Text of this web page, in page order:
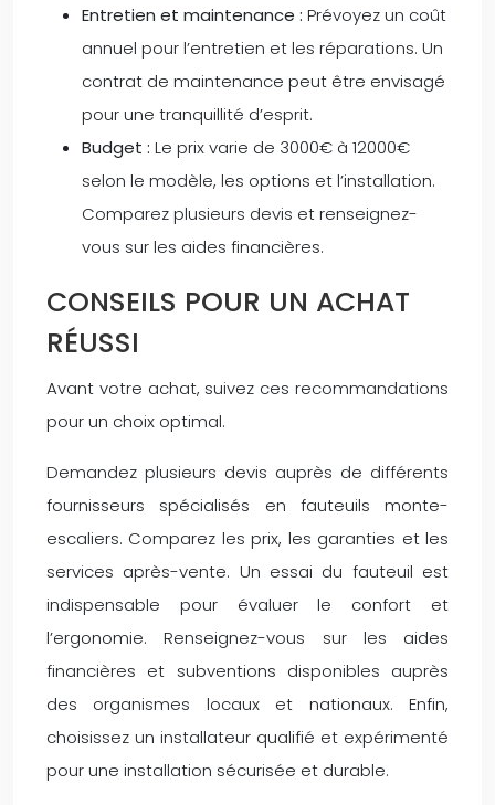
Entretien et maintenance : Prévoyez un coût
annuel pour l’entretien et les réparations. Un
contrat de maintenance peut être envisagé
pour une tranquillité d’esprit.
Budget : Le prix varie de 3000€ à 12000€
selon le modèle, les options et l’installation.
Comparez plusieurs devis et renseignez-
vous sur les aides financières.
CONSEILS POUR UN ACHAT
RÉUSSI
Avant votre achat, suivez ces recommandations
pour un choix optimal.
Demandez plusieurs devis auprès de différents
fournisseurs spécialisés en fauteuils monte-
escaliers. Comparez les prix, les garanties et les
services après-vente. Un essai du fauteuil est
indispensable pour évaluer le confort et
l’ergonomie. Renseignez-vous sur les aides
financières et subventions disponibles auprès
des organismes locaux et nationaux. Enfin,
choisissez un installateur qualifié et expérimenté
pour une installation sécurisée et durable.